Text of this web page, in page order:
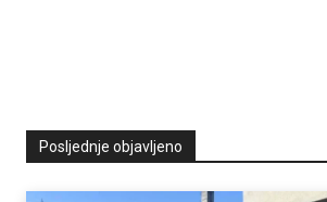
Posljednje objavljeno